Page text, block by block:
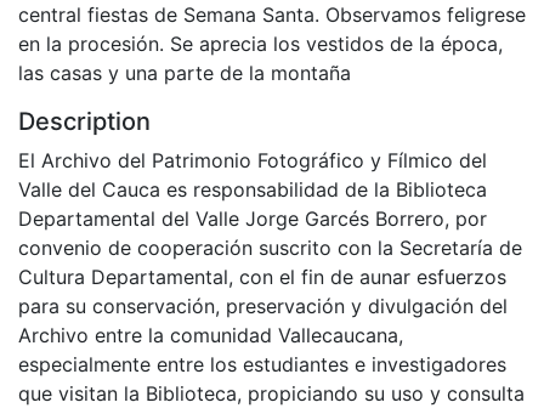
central fiestas de Semana Santa. Observamos feligrese
en la procesión. Se aprecia los vestidos de la época,
las casas y una parte de la montaña
Description
El Archivo del Patrimonio Fotográfico y Fílmico del
Valle del Cauca es responsabilidad de la Biblioteca
Departamental del Valle Jorge Garcés Borrero, por
convenio de cooperación suscrito con la Secretaría de
Cultura Departamental, con el fin de aunar esfuerzos
para su conservación, preservación y divulgación del
Archivo entre la comunidad Vallecaucana,
especialmente entre los estudiantes e investigadores
que visitan la Biblioteca, propiciando su uso y consulta